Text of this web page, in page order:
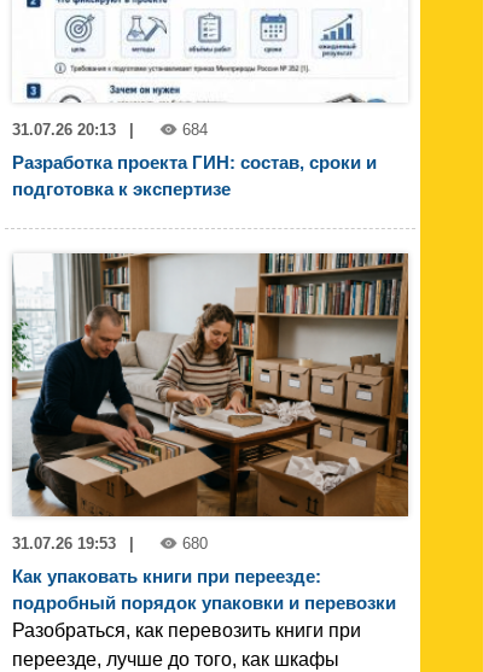
31.07.26 20:13 | 684
Разработка проекта ГИН: состав, сроки и
подготовка к экспертизе
31.07.26 19:53 680
Как упаковать книги при переезде:
подробный порядок упаковки и перевозки
Разобраться, как перевозить книги при
переезде, лучше до того, как шкафы